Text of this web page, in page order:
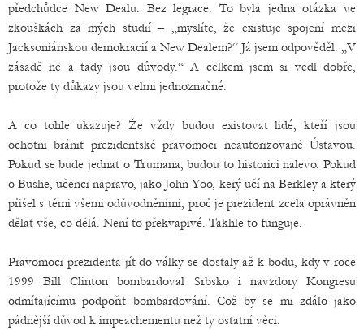
předchůdce New Dealu. Bez legrace. To byla jedna otázka ve
zkouškách za mých studií – „myslíte, že existuje spojení mezi
Jacksoniánskou demokracií a New Dealem?“ Já jsem odpověděl: „V
zásadě ne a tady jsou důvody.“ A celkem jsem si vedl dobře,
protože ty důkazy jsou velmi jednoznačné.
A co tohle ukazuje? Že vždy budou existovat lidé, kteří jsou
ochotni bránit prezidentské pravomoci neautorizované Ústavou.
Pokud se bude jednat o Trumana, budou to historici nalevo. Pokud
o Bushe, učenci napravo, jako John Yoo, kerý učí na Berkley a který
přišel s těmi všemi odůvodněními, proč je prezident zcela oprávněn
dělat vše, co dělá. Není to překvapivé. Takhle to funguje.
Pravomoci prezidenta jít do války se dostaly až k bodu, kdy v roce
1999 Bill Clinton bombardoval Srbsko i navzdory Kongresu
odmítajícímu podpořit bombardování. Což by se mi zdálo jako
pádnější důvod k impeachementu než ty ostatní věci.